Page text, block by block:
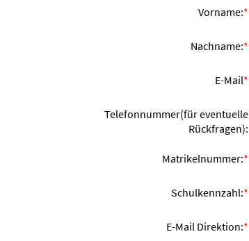
Vorname:*
Nachname:*
E-Mail*
Telefonnummer(für eventuelle
Rückfragen):
Matrikelnummer:*
Schulkennzahl:*
E-Mail Direktion:*